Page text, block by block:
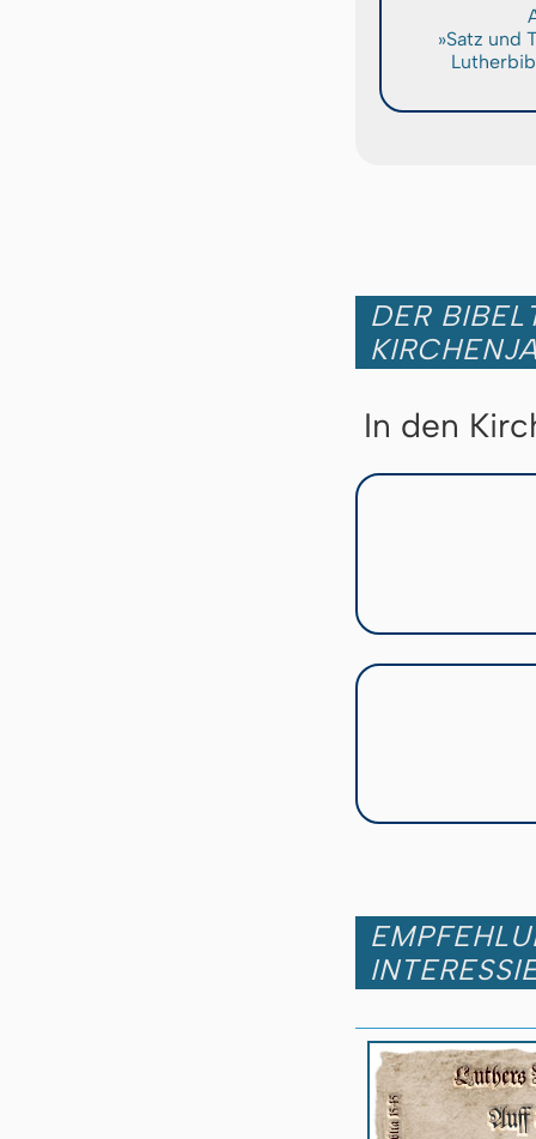
»Satz und
DER
In den